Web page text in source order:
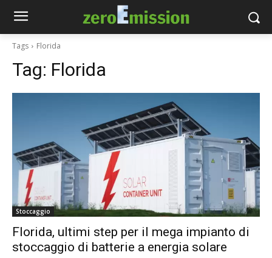
Tags Florida
Tag: Florida
Stoccaggio
Florida, ultimi step per il mega impianto di
stoccaggio di batterie a energia solare